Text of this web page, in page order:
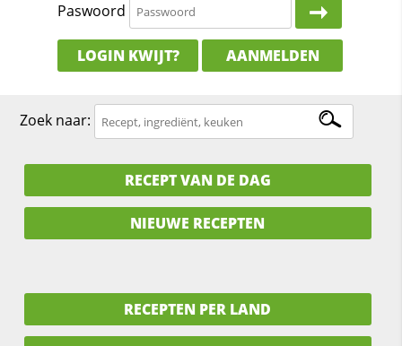
Paswoord
LOGIN KWIJT? AANMELDEN
Zoek naar:
RECEPT VAN DE DAG
NIEUWE RECEPTEN
RECEPTEN PER LAND